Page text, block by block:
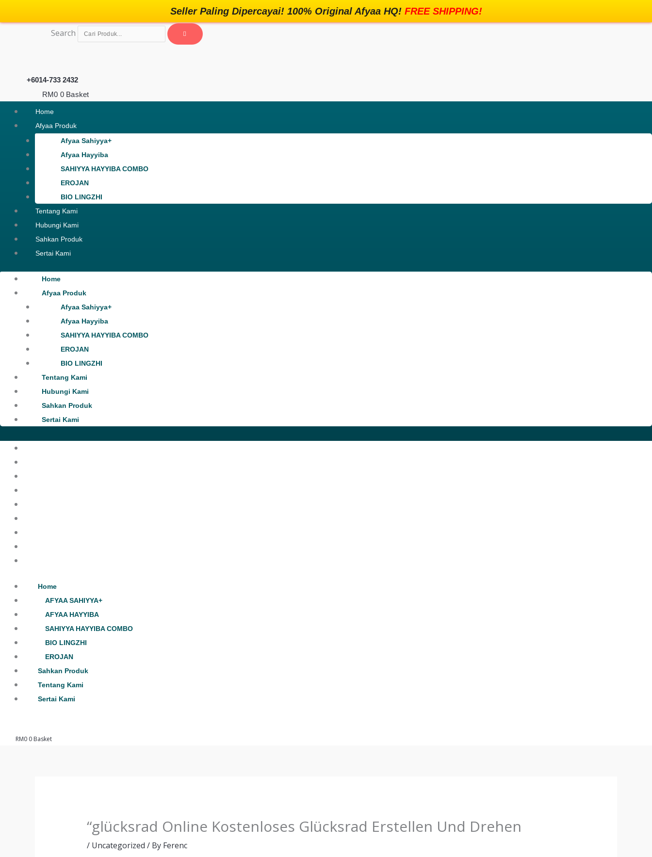
to
Seller Paling Dipercayai! 100% Original Afyaa HQ! FREE SHIPPING!
Search
+6014-733 2432
RM0 0 Basket
Home
Afyaa Produk
Afyaa Sahiyya+
Afyaa Hayyiba
SAHIYYA HAYYIBA COMBO
EROJAN
BIO LINGZHI
Tentang Kami
Hubungi Kami
Sahkan Produk
Sertai Kami
Home
Afyaa Produk
Afyaa Sahiyya+
Afyaa Hayyiba
SAHIYYA HAYYIBA COMBO
EROJAN
BIO LINGZHI
Tentang Kami
Hubungi Kami
Sahkan Produk
Sertai Kami
Home
AFYAA SAHIYYA+
AFYAA HAYYIBA
SAHIYYA HAYYIBA COMBO
BIO LINGZHI
EROJAN
Sahkan Produk
Tentang Kami
Sertai Kami
RM0 0 Basket
“glücksrad Online Kostenloses Glücksrad Erstellen Und Drehen
/ Uncategorized / By Ferenc